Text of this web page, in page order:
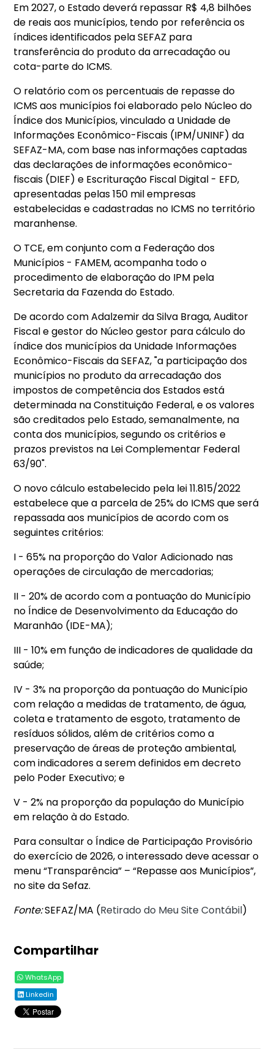
Em 2027, o Estado deverá repassar R$ 4,8 bilhões
de reais aos municípios, tendo por referência os
índices identificados pela SEFAZ para
transferência do produto da arrecadação ou
cota-parte do ICMS.
O relatório com os percentuais de repasse do
ICMS aos municípios foi elaborado pelo Núcleo do
Índice dos Municípios, vinculado a Unidade de
Informações Econômico-Fiscais (IPM/UNINF) da
SEFAZ-MA, com base nas informações captadas
das declarações de informações econômico-
fiscais (DIEF) e Escrituração Fiscal Digital - EFD,
apresentadas pelas 150 mil empresas
estabelecidas e cadastradas no ICMS no território
maranhense.
O TCE, em conjunto com a Federação dos
Municípios - FAMEM, acompanha todo o
procedimento de elaboração do IPM pela
Secretaria da Fazenda do Estado.
De acordo com Adalzemir da Silva Braga, Auditor
Fiscal e gestor do Núcleo gestor para cálculo do
índice dos municípios da Unidade Informações
Econômico-Fiscais da SEFAZ, "a participação dos
municípios no produto da arrecadação dos
impostos de competência dos Estados está
determinada na Constituição Federal, e os valores
são creditados pelo Estado, semanalmente, na
conta dos municípios, segundo os critérios e
prazos previstos na Lei Complementar Federal
63/90".
O novo cálculo estabelecido pela lei 11.815/2022
estabelece que a parcela de 25% do ICMS que será
repassada aos municípios de acordo com os
seguintes critérios:
I - 65% na proporção do Valor Adicionado nas
operações de circulação de mercadorias;
II - 20% de acordo com a pontuação do Município
no Índice de Desenvolvimento da Educação do
Maranhão (IDE-MA);
III - 10% em função de indicadores de qualidade da
saúde;
IV - 3% na proporção da pontuação do Município
com relação a medidas de tratamento, de água,
coleta e tratamento de esgoto, tratamento de
resíduos sólidos, além de critérios como a
preservação de áreas de proteção ambiental,
com indicadores a serem definidos em decreto
pelo Poder Executivo; e
V - 2% na proporção da população do Município
em relação à do Estado.
Para consultar o Índice de Participação Provisório
do exercício de 2026, o interessado deve acessar o
menu “Transparência” – “Repasse aos Municípios”,
no site da Sefaz.
Fonte:SEFAZ/MA (Retirado do Meu Site Contábil)
Compartilhar
WhatsApp
Linkedin